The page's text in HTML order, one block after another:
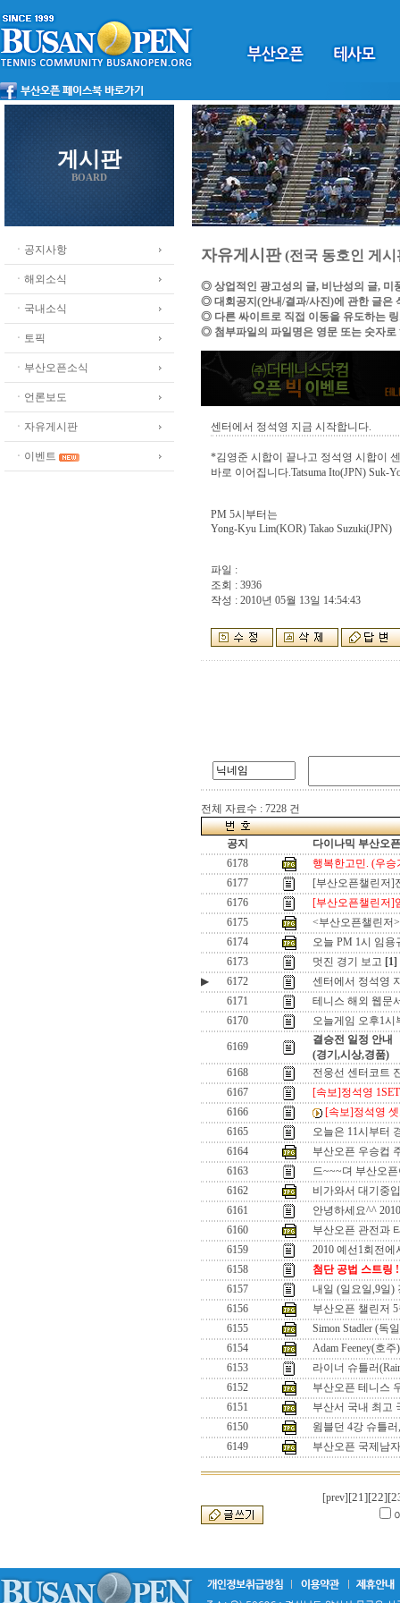
게시판
BOARD
ㆍ공지사항
ㆍ해외소식
ㆍ국내소식
ㆍ토픽
ㆍ부산오픈소식
ㆍ언론보도
ㆍ자유게시판
ㆍ이벤트
자유게시판(전국 동호인 게시
◎ 상업적인 광고성의 글, 비난성의 글, 미
◎ 대회공지(안내/결과/사진)에 관한 글은
◎ 다른 싸이트로 직접 이동을 유도하는
◎ 첨부파일의 파일명은 영문 또는 숫자로
센터에서 정석영 지금 시작합니다.
*김영준 시합이 끝나고 정석영 시합이
바로 이어집니다.Tatsuma Ito(JPN) Suk-
PM 5시부터는
Yong-Kyu Lim(KOR) Takao Suzuki(JPN)
파일 :
조회 : 3936
작성 : 2010년 05월 13일 14:54:43
전체 자료수 : 7228 건
공지
다이나믹 부산오
6178
행복한고민. (우승
6177
[부산오픈챌린저]
6176
[부산오픈챌린저]
6175
<부산오픈챌린저
6174
오늘 PM 1시 임용
6173
멋진 경기 보고 [1]
▶
6172
센터에서 정석영
6171
테니스 해외 웹문
6170
오늘게임 오후1시
6169
결승전 일정 안내
(경기,시상,경품)
6168
전웅선 센터코트
6167
[속보]정석영
6166
[속보]정석영
6165
오늘은 11시부터
6164
부산오픈 우승컵
6163
드~~~뎌 부산오
6162
비가와서 대기중
6161
안녕하세요^^
6160
부산오픈 관전과
6159
2010 예선1회전에
6158
첨단 공법 스트링 !
6157
내일 (일요일,9일)
6156
부산오픈 챌린저
6155
Simon Stadler (독
6154
Adam Feeney(호주)
6153
라이너 슈틀러
6152
부산오픈 테니스
6151
부산서 국내 최고
6150
윔블던 4강 슈틀
6149
부산오픈 국제남
[prev] [21][22]